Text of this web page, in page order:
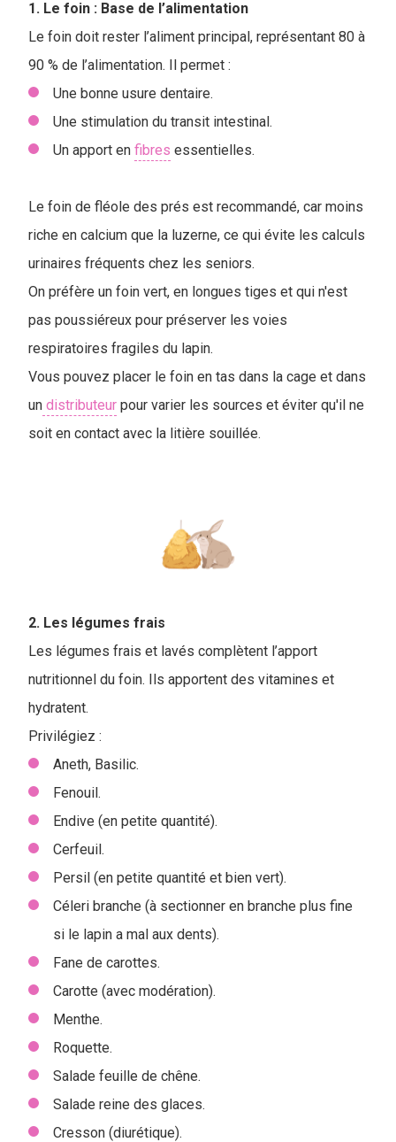
1. Le foin : Base de l’alimentation
Le foin doit rester l’aliment principal, représentant 80 à
90 % de l’alimentation. Il permet :
Une bonne usure dentaire.
Une stimulation du transit intestinal.
Un apport en fibres essentielles.
Le foin de fléole des prés est recommandé, car moins
riche en calcium que la luzerne, ce qui évite les calculs
urinaires fréquents chez les seniors.
On préfère un foin vert, en longues tiges et qui n'est
pas poussiéreux pour préserver les voies
respiratoires fragiles du lapin.
Vous pouvez placer le foin en tas dans la cage et dans
un distributeur pour varier les sources et éviter qu'il ne
soit en contact avec la litière souillée.
2. Les légumes frais
Les légumes frais et lavés complètent l’apport
nutritionnel du foin. Ils apportent des vitamines et
hydratent.
Privilégiez :
Aneth, Basilic.
Fenouil.
Endive (en petite quantité).
Cerfeuil.
Persil (en petite quantité et bien vert).
Céleri branche (à sectionner en branche plus fine
si le lapin a mal aux dents).
Fane de carottes.
Carotte (avec modération).
Menthe.
Roquette.
Salade feuille de chêne.
Salade reine des glaces.
Cresson (diurétique).